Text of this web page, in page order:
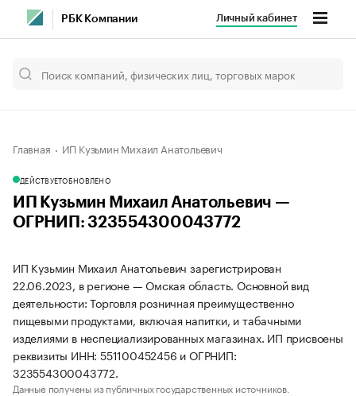
РБК Компании Личный кабинет
Главная ИП Кузьмин Михаил Анатольевич
ДЕЙСТВУЕТОБНОВЛЕНО
ИП Кузьмин Михаил Анатольевич —
ОГРНИП: 323554300043772
ИП Кузьмин Михаил Анатольевич зарегистрирован
22.06.2023, в регионе — Омская область. Основной вид
деятельности: Торговля розничная преимущественно
пищевыми продуктами, включая напитки, и табачными
изделиями в неспециализированных магазинах. ИП присвоены
реквизиты ИНН: 551100452456 и ОГРНИП:
323554300043772.
Данные получены из публичных государственных источников.